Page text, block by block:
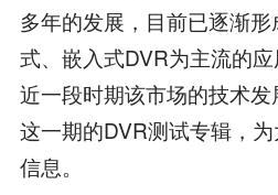
多年的发展，目前已逐渐
式、嵌入式DVR为主流的
近一段时期该市场的技术
这一期的DVR测试专辑，
信息。